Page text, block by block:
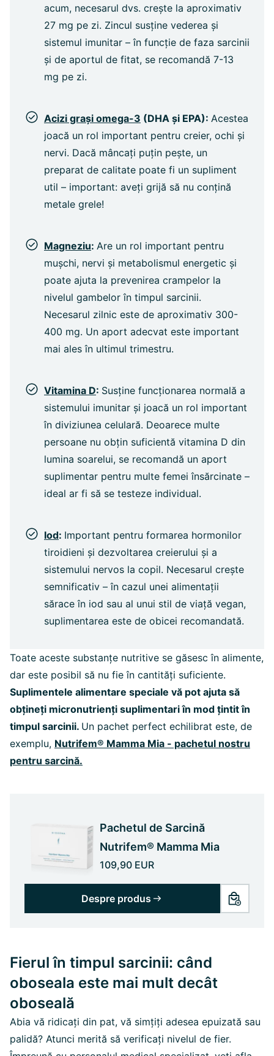
acum, necesarul dvs. crește la aproximativ
27 mg pe zi. Zincul susține vederea și
sistemul imunitar – în funcție de faza sarcinii
și de aportul de fitat, se recomandă 7-13
mg pe zi.
Acizi grași omega-3 (DHA și EPA): Acestea
joacă un rol important pentru creier, ochi și
nervi. Dacă mâncați puțin pește, un
preparat de calitate poate fi un supliment
util – important: aveți grijă să nu conțină
metale grele!
Magneziu: Are un rol important pentru
mușchi, nervi și metabolismul energetic și
poate ajuta la prevenirea crampelor la
nivelul gambelor în timpul sarcinii.
Necesarul zilnic este de aproximativ 300-
400 mg. Un aport adecvat este important
mai ales în ultimul trimestru.
Vitamina D: Susține funcționarea normală a
sistemului imunitar și joacă un rol important
în diviziunea celulară. Deoarece multe
persoane nu obțin suficientă vitamina D din
lumina soarelui, se recomandă un aport
suplimentar pentru multe femei însărcinate –
ideal ar fi să se testeze individual.
Iod: Important pentru formarea hormonilor
tiroidieni și dezvoltarea creierului și a
sistemului nervos la copil. Necesarul crește
semnificativ – în cazul unei alimentații
sărace în iod sau al unui stil de viață vegan,
suplimentarea este de obicei recomandată.
Toate aceste substanțe nutritive se găsesc în alimente,
dar este posibil să nu fie în cantități suficiente.
Suplimentele alimentare speciale vă pot ajuta să
obțineți micronutrienți suplimentari în mod țintit în
timpul sarcinii. Un pachet perfect echilibrat este, de
exemplu, Nutrifem® Mamma Mia - pachetul nostru
pentru sarcină.
Pachetul de Sarcină
Nutrifem® Mamma Mia
109,90 EUR
Despre produs
Fierul în timpul sarcinii: când
oboseala este mai mult decât
oboseală
Abia vă ridicați din pat, vă simțiți adesea epuizată sau
palidă? Atunci merită să verificați nivelul de fier.